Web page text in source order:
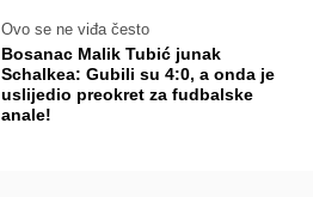
Ovo se ne viđa često
Bosanac Malik Tubić junak
Schalkea: Gubili su 4:0, a onda je
uslijedio preokret za fudbalske
anale!